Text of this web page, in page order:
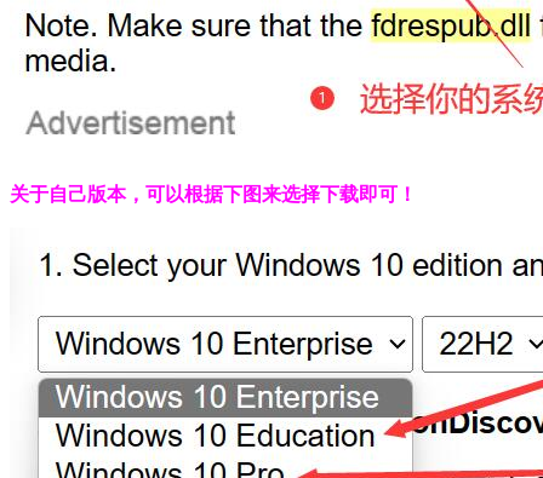
关于自己版本，可以根据下图来选择下载即可！